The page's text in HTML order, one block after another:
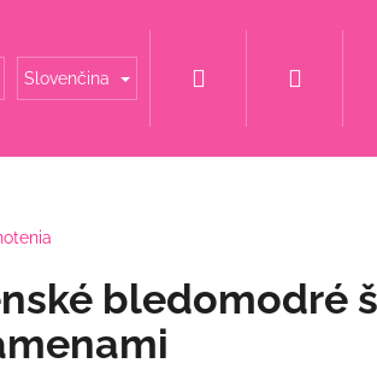
Šaty za super cenu
Slovenčina
bledomodré